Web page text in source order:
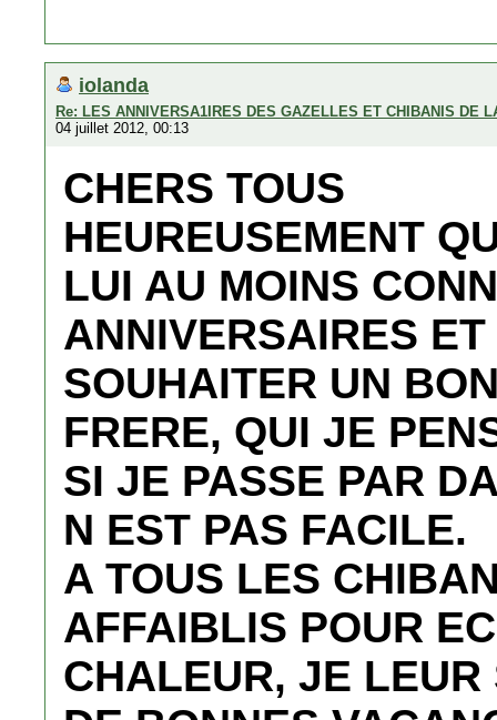
iolanda
Re: LES ANNIVERSA1IRES DES GAZELLES ET CHIBANIS DE
04 juillet 2012, 00:13
CHERS TOUS
HEUREUSEMENT
LUI AU MOINS
ANNIVERSAIRES
SOUHAITER UN
FRERE, QUI JE
SI JE PASSE PAR
N EST PAS FACILE.
A TOUS LES
AFFAIBLIS POUR
CHALEUR, JE LEUR